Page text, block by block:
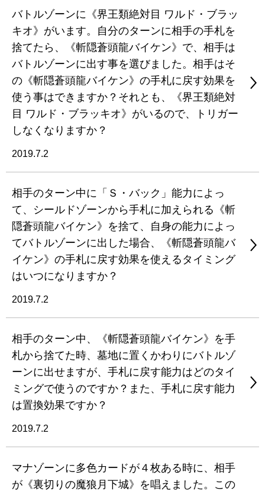
バトルゾーンに《界王類絶対目 ワルド・ブラッ
キオ》がいます。自分のターンに相手の手札を
捨てたら、《斬隠蒼頭龍バイケン》で、相手は
バトルゾーンに出す事を選びました。相手はそ
の《斬隠蒼頭龍バイケン》の手札に戻す効果を
使う事はできますか？それとも、《界王類絶対
目 ワルド・ブラッキオ》がいるので、トリガー
しなくなりますか？
2019.7.2
相手のターン中に「Ｓ・バック」能力によっ
て、シールドゾーンから手札に加えられる《斬
隠蒼頭龍バイケン》を捨て、自身の能力によっ
てバトルゾーンに出した場合、《斬隠蒼頭龍バ
イケン》の手札に戻す効果を使えるタイミング
はいつになりますか？
2019.7.2
相手のターン中、《斬隠蒼頭龍バイケン》を手
札から捨てた時、墓地に置くかわりにバトルゾ
ーンに出せますが、手札に戻す能力はどのタイ
ミングで使うのですか？また、手札に戻す能力
は置換効果ですか？
2019.7.2
マナゾーンに多色カードが４枚ある時に、相手
が《裏切りの魔狼月下城》を唱えました。この